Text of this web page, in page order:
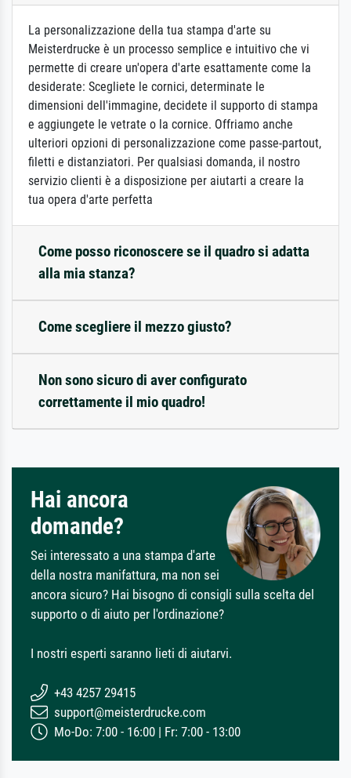
La personalizzazione della tua stampa d'arte su
Meisterdrucke è un processo semplice e intuitivo che vi
permette di creare un'opera d'arte esattamente come la
desiderate: Scegliete le cornici, determinate le
dimensioni dell'immagine, decidete il supporto di stampa
e aggiungete le vetrate o la cornice. Offriamo anche
ulteriori opzioni di personalizzazione come passe-partout,
filetti e distanziatori. Per qualsiasi domanda, il nostro
servizio clienti è a disposizione per aiutarti a creare la
tua opera d'arte perfetta
Come posso riconoscere se il quadro si adatta
alla mia stanza?
Come scegliere il mezzo giusto?
Non sono sicuro di aver configurato
correttamente il mio quadro!
Hai ancora
domande?
Sei interessato a una stampa d'arte
della nostra manifattura, ma non sei
ancora sicuro? Hai bisogno di consigli sulla scelta del
supporto o di aiuto per l'ordinazione?
I nostri esperti saranno lieti di aiutarvi.
+43 4257 29415
support@meisterdrucke.com
Mo-Do: 7:00 - 16:00 | Fr: 7:00 - 13:00